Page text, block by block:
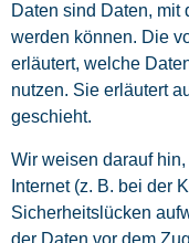
Daten sind Daten,
werden können. Die
erläutert, welche
nutzen. Sie erläutert
geschieht.
Wir weisen darauf
Internet (z. B. bei der
Sicherheitslücken
der Daten vor dem